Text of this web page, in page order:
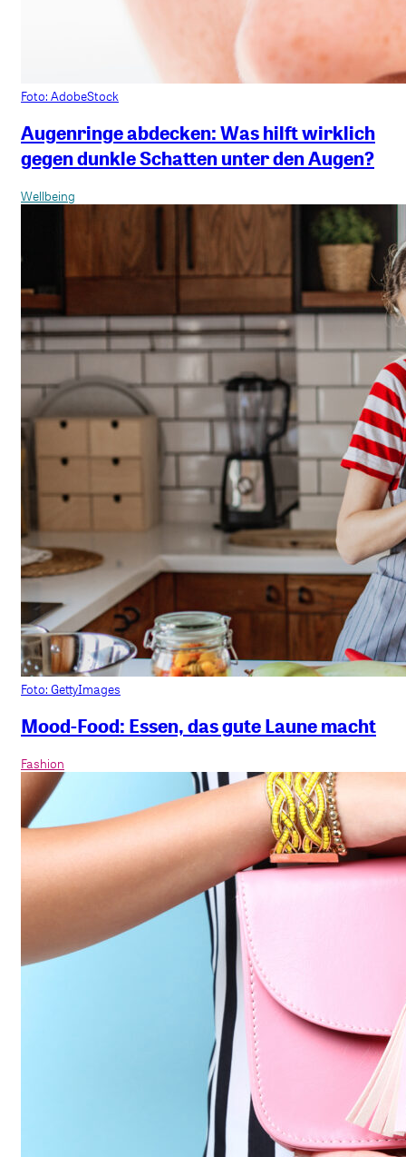
Foto: AdobeStock
Augenringe abdecken: Was hilft wirklich
gegen dunkle Schatten unter den Augen?
Wellbeing
Foto: GettyImages
Mood-Food: Essen, das gute Laune macht
Fashion